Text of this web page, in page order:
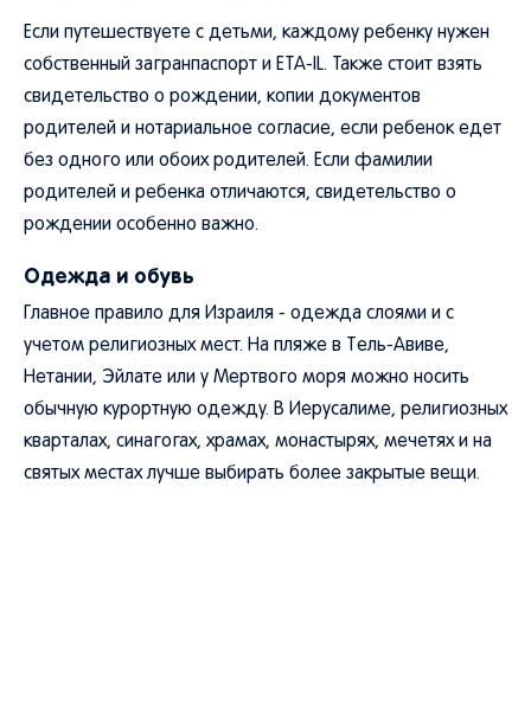
Если путешествуете с детьми, каждому ребенку нужен
собственный загранпаспорт и ETA-IL. Также стоит взять
свидетельство о рождении, копии документов
родителей и нотариальное согласие, если ребенок едет
без одного или обоих родителей. Если фамилии
родителей и ребенка отличаются, свидетельство о
рождении особенно важно.
Одежда и обувь
Главное правило для Израиля - одежда слоями и с
учетом религиозных мест. На пляже в Тель-Авиве,
Нетании, Эйлате или у Мертвого моря можно носить
обычную курортную одежду. В Иерусалиме, религиозных
кварталах, синагогах, храмах, монастырях, мечетях и на
святых местах лучше выбирать более закрытые вещи.